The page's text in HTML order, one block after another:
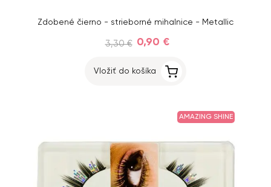
Zdobené čierno - strieborné mihalnice - Metallic
3,30 € 0,90 €
Vložiť do košíka
AMAZING SHINE